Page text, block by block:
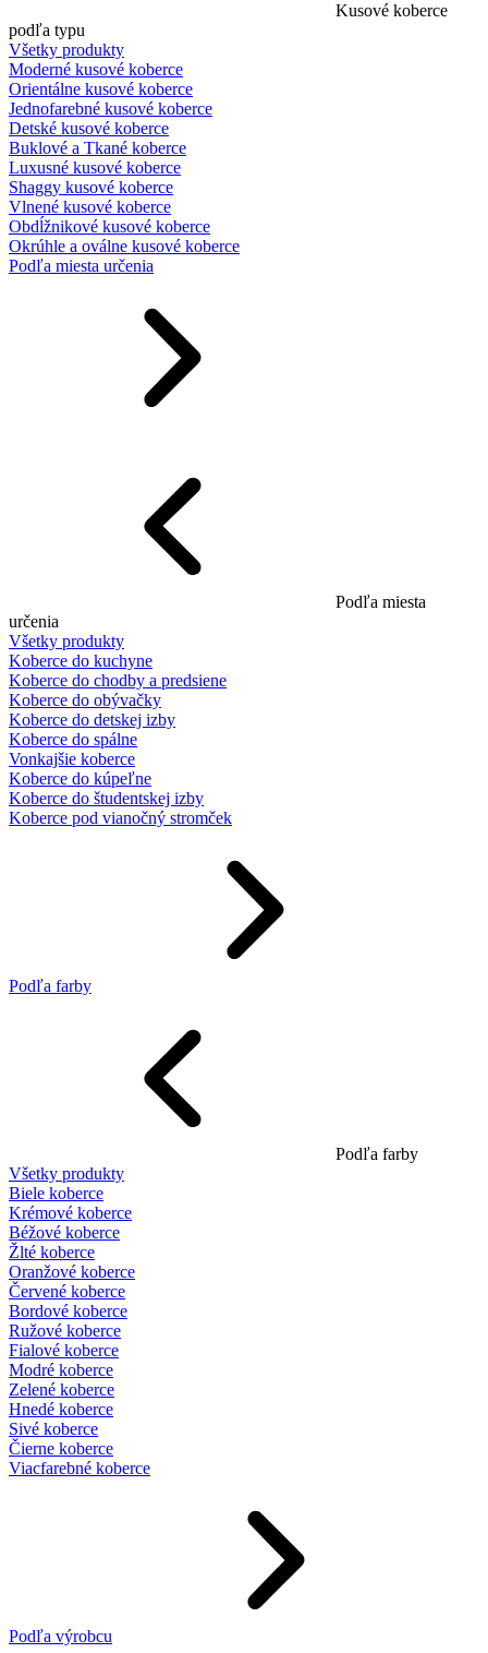
Kusové koberce
podľa typu
Všetky produkty
Moderné kusové koberce
Orientálne kusové koberce
Jednofarebné kusové koberce
Detské kusové koberce
Buklové a Tkané koberce
Luxusné kusové koberce
Shaggy kusové koberce
Vlnené kusové koberce
Obdĺžnikové kusové koberce
Okrúhle a oválne kusové koberce
Podľa miesta určenia
Podľa miesta
určenia
Všetky produkty
Koberce do kuchyne
Koberce do chodby a predsiene
Koberce do obývačky
Koberce do detskej izby
Koberce do spálne
Vonkajšie koberce
Koberce do kúpeľne
Koberce do študentskej izby
Koberce pod vianočný stromček
Podľa farby
Podľa farby
Všetky produkty
Biele koberce
Krémové koberce
Béžové koberce
Žlté koberce
Oranžové koberce
Červené koberce
Bordové koberce
Ružové koberce
Fialové koberce
Modré koberce
Zelené koberce
Hnedé koberce
Sivé koberce
Čierne koberce
Viacfarebné koberce
Podľa výrobcu